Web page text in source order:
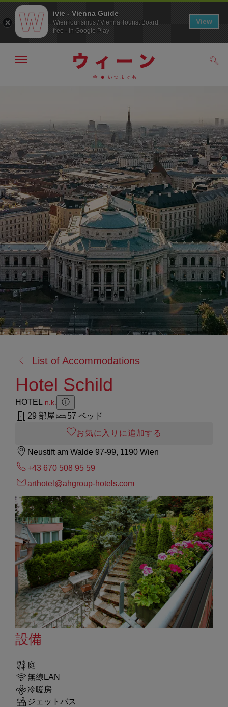
へ
ジ
の
ト
ッ
プ
へ
メ
非
表
示
る:
List of Accommodations
Hotel Schild
HOTEL n.k.
Zusatzinformation anzeigen
Zusatzinformation ausblenden
29 部屋
57 ベッド
お気に入りに追加する
Neustift am Walde 97-99, 1190 Wien
+43 670 508 95 59
arthotel@ahgroup-hotels.com
設備
庭
無線LAN
冷暖房
ジェットバス
ivie - Vienna Guide
WienTourismus / Vienna Tourist Board
free - In Google Play
View